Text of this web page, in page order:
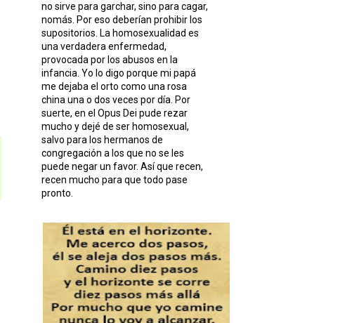
no sirve para garchar, sino para cagar,
nomás. Por eso deberían prohibir los
supositorios. La homosexualidad es
una verdadera enfermedad,
provocada por los abusos en la
infancia. Yo lo digo porque mi papá
me dejaba el orto como una rosa
china una o dos veces por día. Por
suerte, en el Opus Dei pude rezar
mucho y dejé de ser homosexual,
salvo para los hermanos de
congregación a los que no se les
puede negar un favor. Así que recen,
recen mucho para que todo pase
pronto.